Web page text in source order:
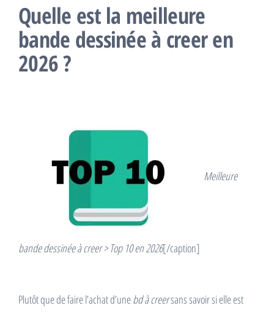
Quelle est la meilleure
bande dessinée à creer en
2026 ?
Meilleure
bande dessinée à creer > Top 10 en 2026[/caption]
Plutôt que de faire l’achat d’unebd à creersans savoir si elle est